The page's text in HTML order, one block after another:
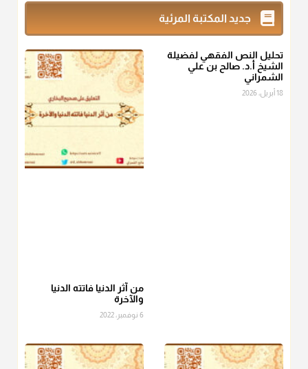
المعتدلين غير مقبوضتين ولا مبسوطتين أربع مرات من الرز أو البر
أو التمر أو اللحم
منذ 3 شهر
، فإلم يعلم إلا بعد ذلك لم تجزه لقولهﷺ:
الصاع..فمن شق عليه إخراج الطعام هذه الأيام وأراد إخراج القيمة
أ.د. صالح الشمراني
جديد المكتبة المرئية
تحليل النص الفقهي لفضيلة
الشيخ أ.د. صالح بن علي
الشمراني
18 أبريل، 2026
من آثر الدنيا فاتته الدنيا
والآخرة
6 نوفمبر، 2022